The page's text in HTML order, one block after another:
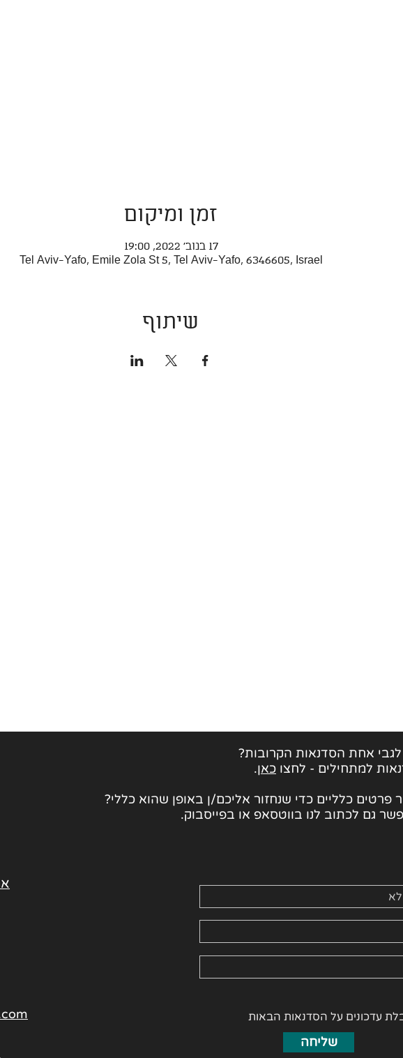
זמן ומיקום
17 בנוב׳ 2022, 19:00
Tel Aviv-Yafo, Emile Zola St 5, Tel Aviv-Yafo, 6346605, Israel
שיתוף
אחת הסדנאות הקרובות?
למתחילים - לחצו כאן.
פרטים כלליים כדי שנחזור אליכם/ן באופן שהוא כללי?
גם לכתוב לנו בווטסאפ או בפייסבוק.
עדכונים על הסדנאות הבאות
שליחה